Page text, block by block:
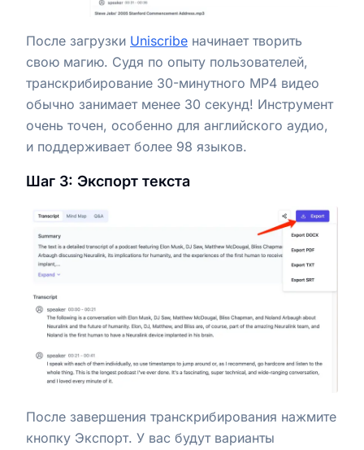
После загрузки Uniscribe начинает творить
свою магию. Судя по опыту пользователей,
транскрибирование 30-минутного MP4 видео
обычно занимает менее 30 секунд! Инструмент
очень точен, особенно для английского аудио,
и поддерживает более 98 языков.
Шаг 3: Экспорт текста
После завершения транскрибирования нажмите
кнопку Экспорт. У вас будут варианты